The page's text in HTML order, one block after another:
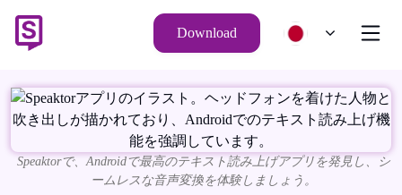
Download
Speaktorで、Androidで最高のテキスト読み上げアプリを発見し、シ
ームレスな音声変換を体験しましょう。